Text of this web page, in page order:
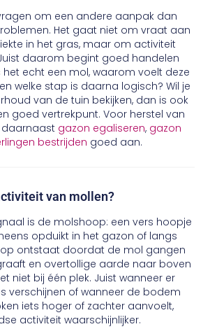
om een andere aanpak dan
Het gaat niet om vraat aan
in het gras, maar om activiteit
daarom begint goed handelen
het echt een mol, waarom voelt deze
welke stap is daarna logisch? Wil je
van de tuin bekijken, dan is ook
goed vertrekpunt. Voor herstel van
daarnaast gazon egaliseren, gazon
bestrijden goed aan.
van mollen?
is de molshoop: een vers hoopje
opduikt in het gazon of langs
ontstaat doordat de mol gangen
en overtollige aarde naar boven
niet bij één plek. Juist wanneer er
verschijnen of wanneer de bodem
iets hoger of zachter aanvoelt,
activiteit waarschijnlijker.